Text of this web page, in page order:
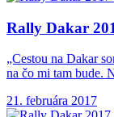
Rally Dakar
„Cestou na Dakar
na čo mi tam bude.
21. februára 2017